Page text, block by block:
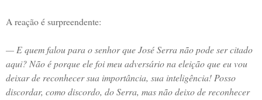
A reação é surpreendente:
— E quem falou para o senhor que José Serra não pode ser citado
aqui? Não é porque ele foi meu adversário na eleição que eu vou
deixar de reconhecer sua importância, sua inteligência! Posso
discordar, como discordo, do Serra, mas não deixo de reconhecer